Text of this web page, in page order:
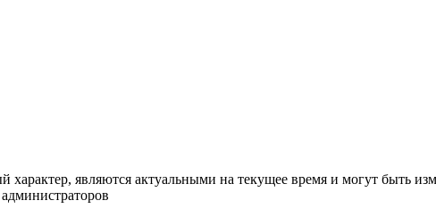
характер, являются актуальными на текущее время и могут быть